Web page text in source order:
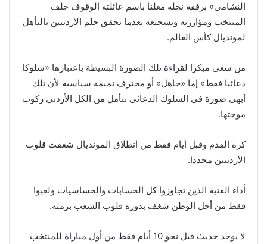
النشامى» برفقة نجله معلنا باسم عائلته الوقوف خلف
المنتخب ومؤازرته وتشجيعه بعدما تحقق حلم الأردنيين بالتأهل
لمونديال كأس العالم.
من سعى مبكرا لقراءة تلك الصورة البسيطة باعتبارها «سلوكا
دعائيا فقط» إما «جاهل» أو محترف نميمة سياسية لأن تلك
أبهى صورة في السلوك الدعائي نتأمل من الكل الأردني ركوب
موجتها.
كرة القدم وقبل أيام فقط من انطلاق المونديال شغفت قلوب
الأردنيين مجددا.
أداء الفتية الذين تجاوزوا كل الحسابات والحساسيات ولعبوا
فقط من أجل الوطن شغف بدوره قلوب الشعب برمته.
لا يوجد حديث قبل نحو 10 أيام فقط من أول مباراة للمنتخب